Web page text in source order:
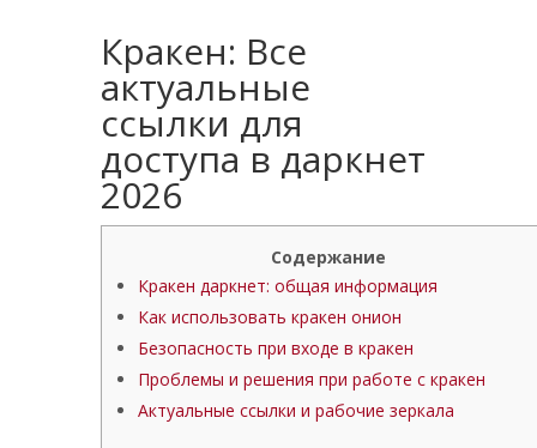
Кракен: Все
актуальные
ссылки для
доступа в даркнет
2026
Содержание
Кракен даркнет: общая информация
Как использовать кракен онион
Безопасность при входе в кракен
Проблемы и решения при работе с кракен
Актуальные ссылки и рабочие зеркала